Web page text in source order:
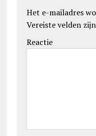
Het e-mailadres
Vereiste velden
Reactie